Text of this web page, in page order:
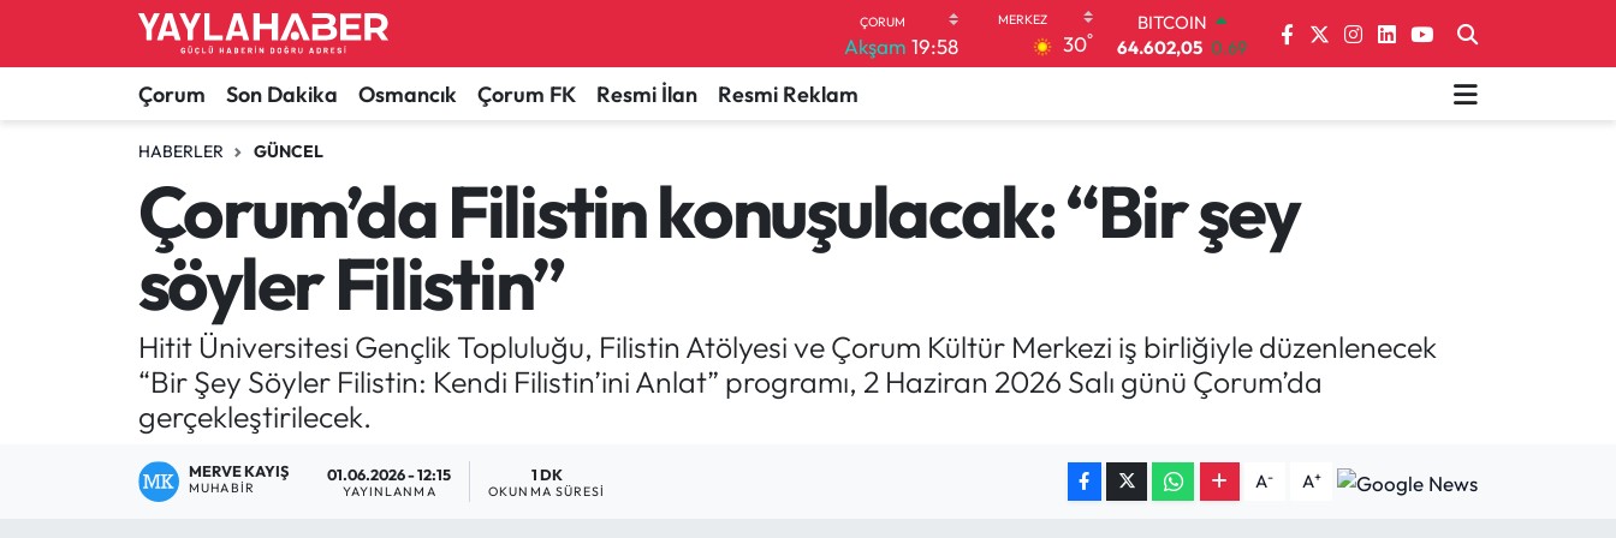
Akşam 19:58 30°
DOLAR
47,6006 0.06
GRAM ALTIN
6513.94 0.32
BİST100
48
Çorum Son Dakika Osmancık Çorum FK Resmi İlan Resmi Reklam
HABERLER GÜNCEL
Çorum’da Filistin konuşulacak: “Bir şey
söyler Filistin”
Hitit Üniversitesi Gençlik Topluluğu, Filistin Atölyesi ve Çorum Kültür Merkezi iş birliğiyle düzenlenecek
“Bir Şey Söyler Filistin: Kendi Filistin’ini Anlat” programı, 2 Haziran 2026 Salı günü Çorum’da
gerçekleştirilecek.
MERVE KAYIŞ
MUHABIR
01.06.2026 - 12:15
YAYINLANMA
1 DK
OKUNMA SÜRESI A- A+
Alaca Haberleri
Bayat Haberleri
Bilgi - Keşfet Haberleri
Bilim ve Teknoloji
Boğazkale Haberleri
Çorum Haberleri
Çorum Son Dakika Haberleri
Çorum Nöbetçi Eczaneler
Çorum Hava Durumu
Çorum Namaz Vakitleri
Çorum Trafik Yoğunluk Haritası
TFF 1.Lig Puan Durumu ve Fikstür
Tüm Manşetler
Son Dakika Haberleri